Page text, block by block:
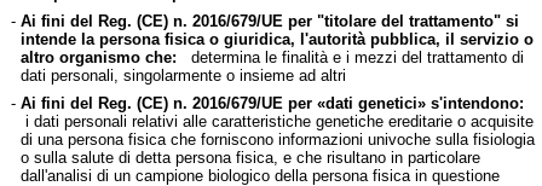
- Ai fini del Reg. (CE) n. 2016/679/UE per "titolare del trattamento" si
intende la persona fisica o giuridica, l'autorità pubblica, il servizio o
altro organismo che: determina le finalità e i mezzi del trattamento di
dati personali, singolarmente o insieme ad altri
- Ai fini del Reg. (CE) n. 2016/679/UE per «dati genetici» s'intendono:
i dati personali relativi alle caratteristiche genetiche ereditarie o acquisite
di una persona fisica che forniscono informazioni univoche sulla fisiologia
o sulla salute di detta persona fisica, e che risultano in particolare
dall'analisi di un campione biologico della persona fisica in questione